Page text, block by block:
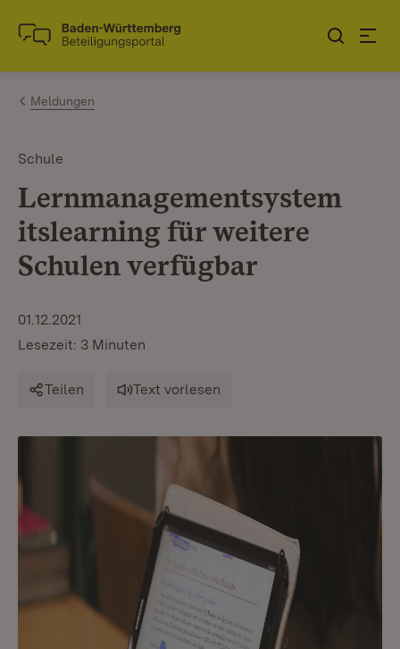
Zum Inhalt springen
Link zur Startseite
Meldungen
Schule
Lernmanagementsystem
itslearning für weitere
Schulen verfügbar
01.12.2021
Lesezeit: 3 Minuten
Teilen Text vorlesen